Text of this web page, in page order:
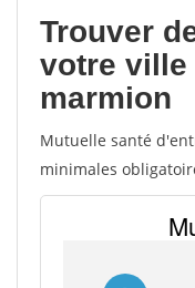
Trouver
votre ville
marmion
Mutuelle santé
minimales